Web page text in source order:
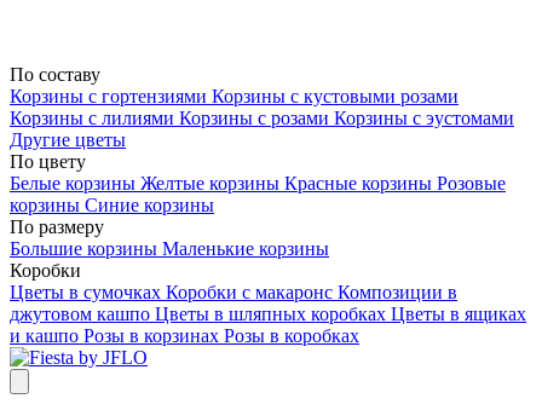
По составу
Корзины с гортензиями Корзины с кустовыми розами
Корзины с лилиями Корзины с розами Корзины с эустомами
Другие цветы
По цвету
Белые корзины Желтые корзины Красные корзины Розовые
корзины Синие корзины
По размеру
Большие корзины Маленькие корзины
Коробки
Цветы в сумочках Коробки с макаронс Композиции в
джутовом кашпо Цветы в шляпных коробках Цветы в ящиках
и кашпо Розы в корзинах Розы в коробках